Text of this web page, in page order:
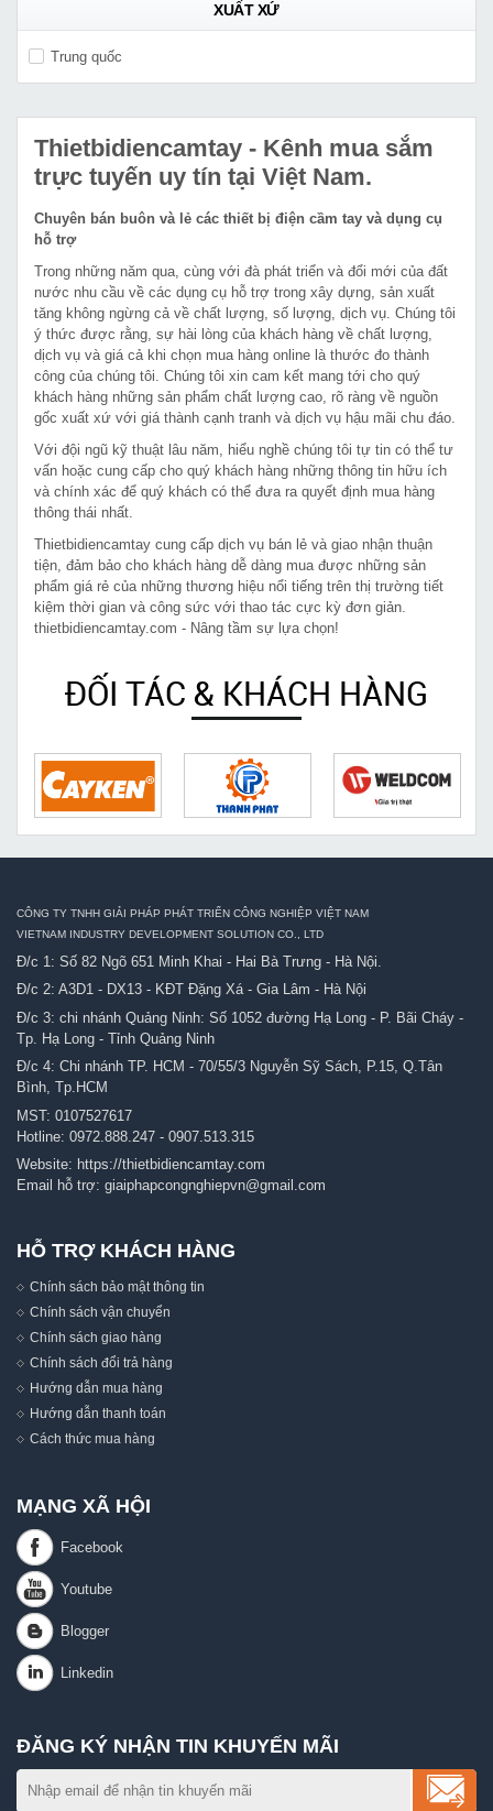
XUẤT XỨ
Trung quốc
Thietbidiencamtay - Kênh mua sắm
trực tuyến uy tín tại Việt Nam.
Chuyên bán buôn và lẻ các thiết bị điện cầm tay và dụng cụ
hỗ trợ
Trong những năm qua, cùng với đà phát triển và đổi mới của đất
nước nhu cầu về các dụng cụ hỗ trợ trong xây dựng, sản xuất
tăng không ngừng cả về chất lượng, số lượng, dịch vụ. Chúng tôi
ý thức được rằng, sự hài lòng của khách hàng về chất lượng,
dịch vụ và giá cả khi chọn mua hàng online là thước đo thành
công của chúng tôi. Chúng tôi xin cam kết mang tới cho quý
khách hàng những sản phẩm chất lượng cao, rõ ràng về nguồn
gốc xuất xứ với giá thành cạnh tranh và dịch vụ hậu mãi chu đáo.
Với đội ngũ kỹ thuật lâu năm, hiểu nghề chúng tôi tự tin có thể tư
vấn hoặc cung cấp cho quý khách hàng những thông tin hữu ích
và chính xác để quý khách có thể đưa ra quyết định mua hàng
thông thái nhất.
Thietbidiencamtay cung cấp dịch vụ bán lẻ và giao nhận thuận
tiện, đảm bảo cho khách hàng dễ dàng mua được những sản
phẩm giá rẻ của những thương hiệu nổi tiếng trên thị trường tiết
kiệm thời gian và công sức với thao tác cực kỳ đơn giản.
thietbidiencamtay.com - Nâng tầm sự lựa chọn!
ĐỐI TÁC & KHÁCH HÀNG
CÔNG TY TNHH GIẢI PHÁP PHÁT TRIỂN CÔNG NGHIỆP VIỆT NAM
VIETNAM INDUSTRY DEVELOPMENT SOLUTION CO., LTD
Đ/c 1: Số 82 Ngõ 651 Minh Khai - Hai Bà Trưng - Hà Nội.
Đ/c 2: A3D1 - DX13 - KĐT Đặng Xá - Gia Lâm - Hà Nội
Đ/c 3: chi nhánh Quảng Ninh: Số 1052 đường Hạ Long - P. Bãi Cháy -
Tp. Hạ Long - Tỉnh Quảng Ninh
Đ/c 4: Chi nhánh TP. HCM - 70/55/3 Nguyễn Sỹ Sách, P.15, Q.Tân
Bình, Tp.HCM
MST: 0107527617
Hotline: 0972.888.247 - 0907.513.315
Website: https://thietbidiencamtay.com
Email hỗ trợ: giaiphapcongnghiepvn@gmail.com
HỖ TRỢ KHÁCH HÀNG
Chính sách bảo mật thông tin
Chính sách vận chuyển
Chính sách giao hàng
Chính sách đổi trả hàng
Hướng dẫn mua hàng
Hướng dẫn thanh toán
Cách thức mua hàng
MẠNG XÃ HỘI
ĐĂNG KÝ NHẬN TIN KHUYẾN MÃI